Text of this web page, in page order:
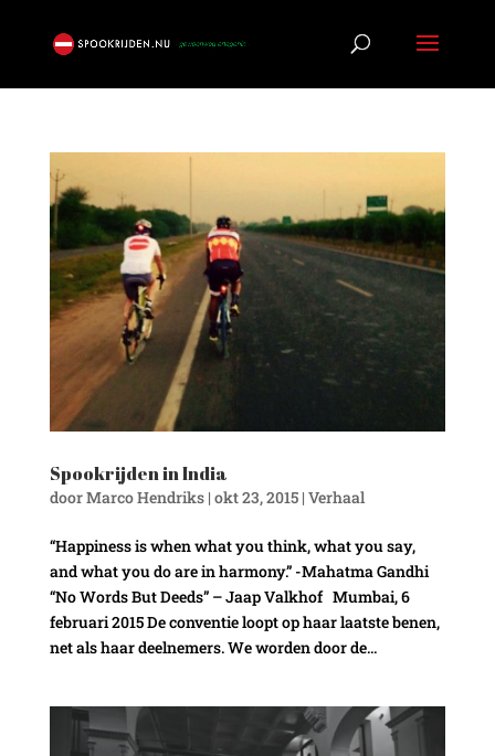
Spookrijden in India
doorMarco Hendriks| okt 23, 2015| Verhaal
“Happiness is when what you think, what you say,
and what you do are in harmony.” -Mahatma Gandhi
“No Words But Deeds” – Jaap Valkhof Mumbai, 6
februari 2015 De conventie loopt op haar laatste benen,
net als haar deelnemers. We worden door de...